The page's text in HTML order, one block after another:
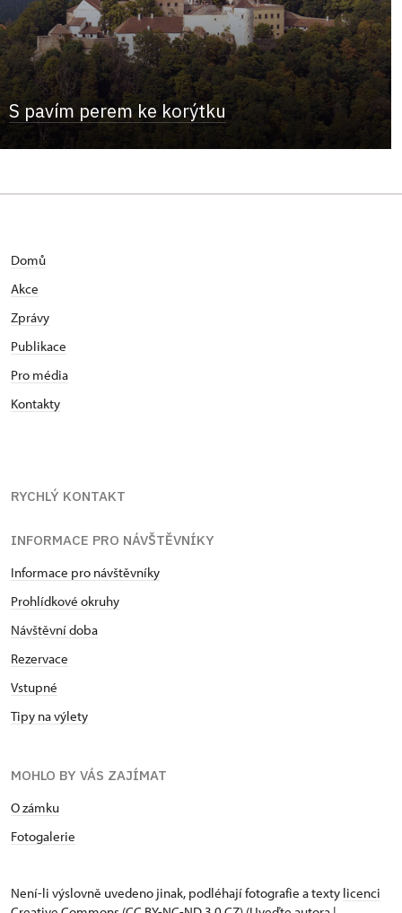
S pavím perem ke korýtku
Domů
Akce
Zprávy
Publikace
Pro média
Kontakty
RYCHLÝ KONTAKT
INFORMACE PRO NÁVŠTĚVNÍKY
Informace pro návštěvníky
Prohlídkové okruhy
Návštěvní doba
Rezervace
Vstupné
Tipy na výlety
MOHLO BY VÁS ZAJÍMAT
O zámku
Fotogalerie
Není-li výslovně uvedeno jinak, podléhají fotografie a texty licenci